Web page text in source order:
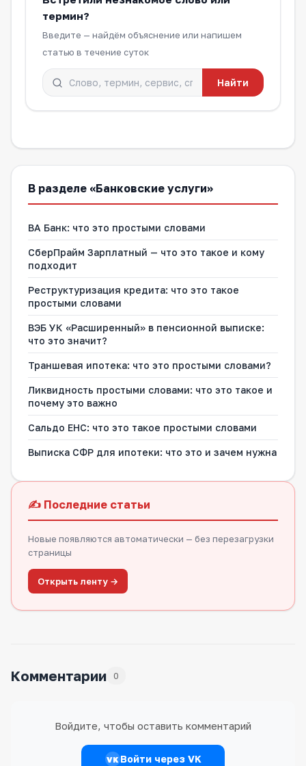
термин?
Введите — найдём объяснение или напишем
статью в течение суток
Найти
В разделе «Банковские услуги»
ВА Банк: что это простыми словами
СберПрайм Зарплатный — что это такое и кому
подходит
Реструктуризация кредита: что это такое
простыми словами
ВЭБ УК «Расширенный» в пенсионной выписке:
что это значит?
Траншевая ипотека: что это простыми словами?
Ликвидность простыми словами: что это такое и
почему это важно
Сальдо ЕНС: что это такое простыми словами
Выписка СФР для ипотеки: что это и зачем нужна
✍️ Последние статьи
Новые появляются автоматически — без перезагрузки
страницы
Открыть ленту →
Комментарии 0
Войдите, чтобы оставить комментарий
VKВойти через VK